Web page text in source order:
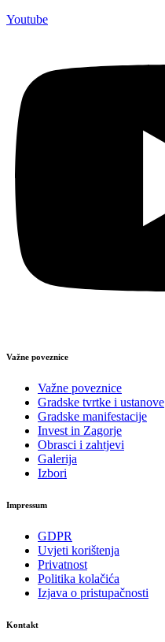
Youtube
Važne poveznice
Važne poveznice
Gradske tvrtke i ustanove
Gradske manifestacije
Invest in Zagorje
Obrasci i zahtjevi
Galerija
Izbori
Impressum
GDPR
Uvjeti korištenja
Privatnost
Politika kolačića
Izjava o pristupačnosti
Kontakt